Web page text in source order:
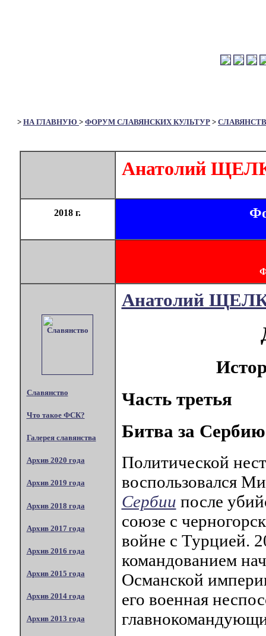
> НА ГЛАВНУЮ > ФОРУМ СЛАВЯНСКИХ КУЛЬТУР >
Анатолий
2018 г.
Славянство
Что такое ФСК?
Галерея славянства
Архив 2020 года
Архив 2019 года
Архив 2018 года
Архив 2017 года
Архив 2016 года
Архив 2015 года
Архив 2014 года
Архив 2013 года
Анатолий
Часть третья
Битва за Сербию
Политической
воспользовался
Сербии после
союзе с
войне с Турцией.
командованием
Османской
его военная